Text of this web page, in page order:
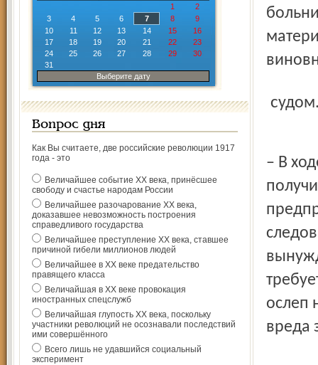
1
2
3
4 5 6 7 8
9
10
11 12 13 14 15
16
17
18 19 20 21 22
23
24
25 26 27 28 29
30
31
Выберите дату
Вопрос дня
Как Вы считаете, две российские революции 1917
года - это
Величайшее событие ХХ века, принёсшее
свободу и счастье народам России
Величайшее разочарование ХХ века,
доказавшее невозможность построения
справедливого государства
Величайшее преступление ХХ века, ставшее
причиной гибели миллионов людей
Величайшее в ХХ веке предательство
правящего класса
Величайшая в ХХ веке провокация
иностранных спецслужб
Величайшая глупость ХХ века, поскольку
участники революций не осознавали последствий
ими совершённого
Всего лишь не удавшийся социальный
эксперимент
– В
ослеп
вреда